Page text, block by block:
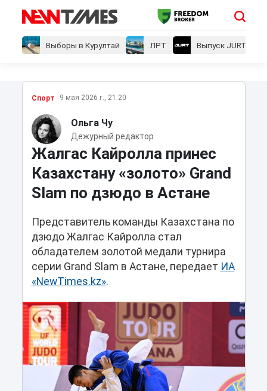
Выборы в Курултай ЛРТ Выпуск JURT
Спорт 9 мая 2026 г., 21:20
Ольга Чу
Дежурный редактор
Жалгас Кайролла принес
Казахстану «золото» Grand
Slam по дзюдо в Астане
Представитель команды Казахстана по
дзюдо Жалгас Кайролла стал
обладателем золотой медали турнира
серии Grand Slam в Астане, передает ИА
«NewTimes.kz».